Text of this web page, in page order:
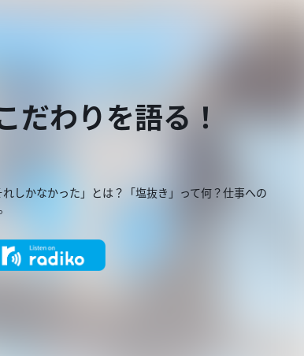
だわりを語る！
しかなかった」とは？「塩抜き」って何？仕事への